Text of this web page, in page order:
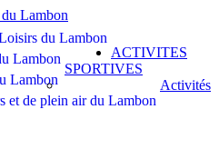
ACTIVITES
SPORTIVES
Activités